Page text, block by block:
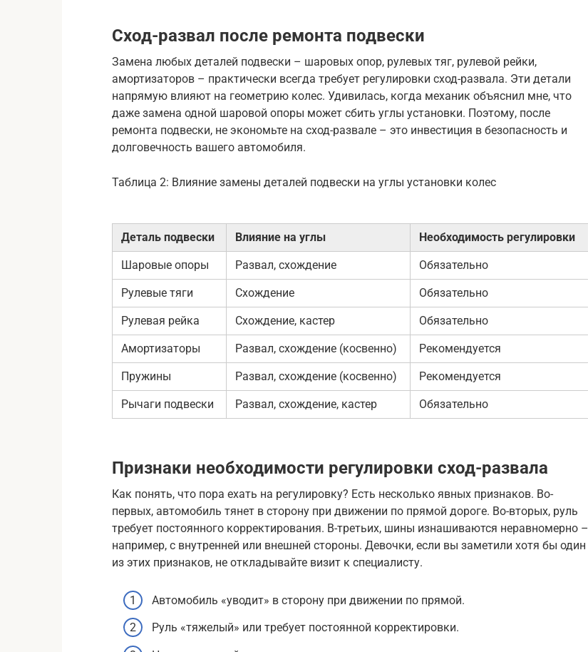
Сход-развал после ремонта подвески
Замена любых деталей подвески – шаровых опор, рулевых тяг, рулевой рейки,
амортизаторов – практически всегда требует регулировки сход-развала. Эти детали
напрямую влияют на геометрию колес. Удивилась, когда механик объяснил мне, что
даже замена одной шаровой опоры может сбить углы установки. Поэтому, после
ремонта подвески, не экономьте на сход-развале – это инвестиция в безопасность и
долговечность вашего автомобиля.
Таблица 2: Влияние замены деталей подвески на углы установки колес
Деталь подвески Влияние на углы Необходимость регулировки
Шаровые опоры Развал, схождение Обязательно
Рулевые тяги Схождение Обязательно
Рулевая рейка Схождение, кастер Обязательно
Амортизаторы Развал, схождение (косвенно) Рекомендуется
Пружины Развал, схождение (косвенно) Рекомендуется
Рычаги подвески Развал, схождение, кастер Обязательно
Признаки необходимости регулировки сход-развала
Как понять, что пора ехать на регулировку? Есть несколько явных признаков. Во-
первых, автомобиль тянет в сторону при движении по прямой дороге. Во-вторых, руль
требует постоянного корректирования. В-третьих, шины изнашиваются неравномерно –
например, с внутренней или внешней стороны. Девочки, если вы заметили хотя бы один
из этих признаков, не откладывайте визит к специалисту.
Автомобиль «уводит» в сторону при движении по прямой.
Руль «тяжелый» или требует постоянной корректировки.